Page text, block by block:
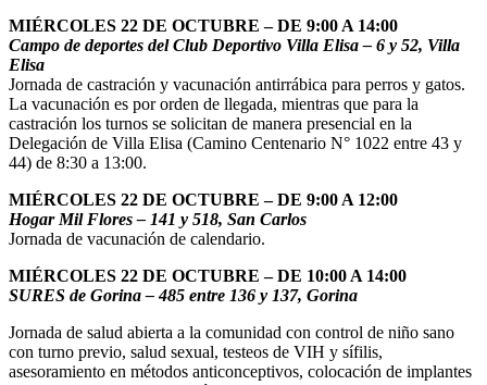
MIÉRCOLES 22 DE OCTUBRE – DE 9:00 A 14:00
Campo de deportes del Club Deportivo Villa Elisa – 6 y 52, Villa
Elisa
Jornada de castración y vacunación antirrábica para perros y gatos.
La vacunación es por orden de llegada, mientras que para la
castración los turnos se solicitan de manera presencial en la
Delegación de Villa Elisa (Camino Centenario N° 1022 entre 43 y
44) de 8:30 a 13:00.
MIÉRCOLES 22 DE OCTUBRE – DE 9:00 A 12:00
Hogar Mil Flores – 141 y 518, San Carlos
Jornada de vacunación de calendario.
MIÉRCOLES 22 DE OCTUBRE – DE 10:00 A 14:00
SURES de Gorina – 485 entre 136 y 137, Gorina
Jornada de salud abierta a la comunidad con control de niño sano
con turno previo, salud sexual, testeos de VIH y sífilis,
asesoramiento en métodos anticonceptivos, colocación de implantes